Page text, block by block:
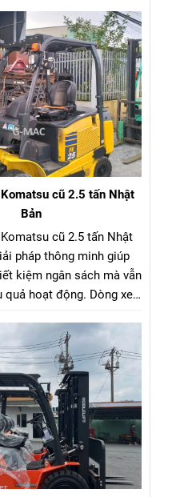
ưu cho hầu hết các nhà
xưởng sản xuất. Với tải
hợp, xe có thể dễ dàng di
hạ nhiều loại hàng hóa
đóng kiện, thùng hàng,
v.v…
cũ 2.5 tấn Nhật
Bản
cũ 2.5 tấn Nhật
pháp thông minh giúp
kiệm ngân sách mà vẫn
quả hoạt động. Dòng xe
ưu cho hầu hết các nhà
xưởng sản xuất. Với tải
xe có thể dễ dàng di
hạ nhiều loại hàng hóa
đóng kiện, thùng hàng,
v.v…